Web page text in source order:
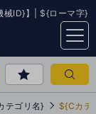
械ID}】| ${ローマ字}
menu
テゴリ名} ${Cカテ